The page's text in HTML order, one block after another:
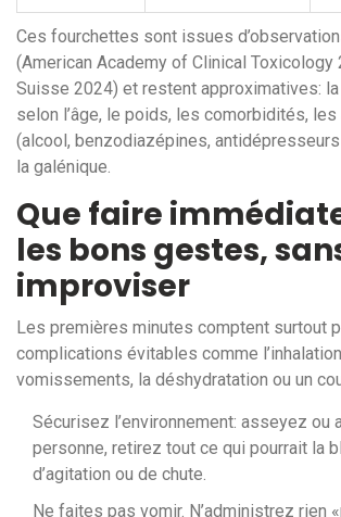
Ces fourchettes sont issues
(American Academy of Clinical Toxicology
Suisse 2024) et restent approximatives:
selon l’âge, le poids, les comorbidités,
(alcool, benzodiazépines,
la galénique.
Que faire
les bons gestes,
improviser
Les premières minutes comptent surtout
complications évitables comme
vomissements, la déshydratation ou un
Sécurisez l’environnement: asseyez ou
personne, retirez tout ce qui pourrait la
d’agitation ou de chute.
Ne faites pas vomir. N’administrez rien